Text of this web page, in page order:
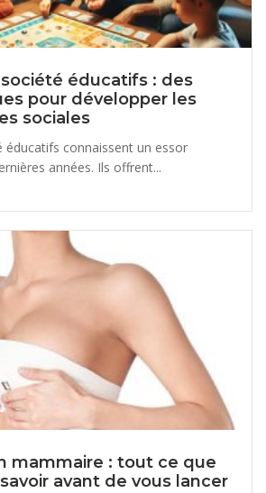
éducatifs : des
pour développer les
sociales
éducatifs connaissent un essor
années. Ils offrent...
mammaire : tout ce que
avant de vous lancer